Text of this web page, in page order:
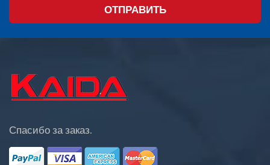
ОТПРАВИТЬ
Спасибо за заказ.